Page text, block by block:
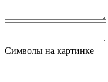
Символы на картинке